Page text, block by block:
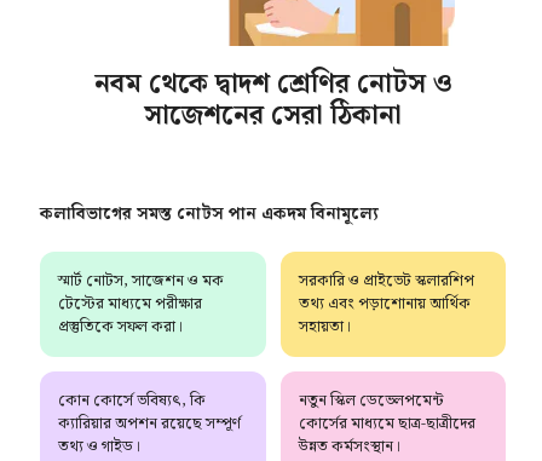
নবম থেকে দ্বাদশ শ্রেণির নোটস ও
সাজেশনের সেরা ঠিকানা
কলাবিভাগের সমস্ত নোটস পান একদম বিনামূল্যে
স্মার্ট নোটস, সাজেশন ও মক
টেস্টের মাধ্যমে পরীক্ষার
প্রস্তুতিকে সফল করা।
সরকারি ও প্রাইভেট স্কলারশিপ
তথ্য এবং পড়াশোনায় আর্থিক
সহায়তা।
কোন কোর্সে ভবিষ্যৎ, কি
ক্যারিয়ার অপশন রয়েছে সম্পূর্ণ
তথ্য ও গাইড।
নতুন স্কিল ডেভেলপমেন্ট
কোর্সের মাধ্যমে ছাত্র-ছাত্রীদের
উন্নত কর্মসংস্থান।